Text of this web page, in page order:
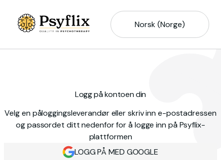
Norsk (Norge)
Logg på kontoen din
Velg en påloggingsleverandør eller skriv inn e-postadressen
og passordet ditt nedenfor for å logge inn på Psyflix-
plattformen
LOGG PÅ MED GOOGLE